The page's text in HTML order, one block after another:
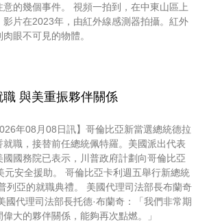
的幾個事件。 視頻一拍到，在中東山區上
影片在2023年，由紅外線感測器拍攝。紅外
眼不可見的物體。
與美重振夥伴關係
年08月08日訊】哥倫比亞新當選總統德拉
職，接替前任總統佩特羅。美國派出代表
國國務院已表示，川普政府計劃向哥倫比亞
元安全援助。 哥倫比亞卡利週五舉行新總統
列亞的就職典禮。 美國代理司法部長布蘭奇
國代理司法部長托德·布蘭奇：「我們非常期
大的夥伴關係，能夠再次點燃。」